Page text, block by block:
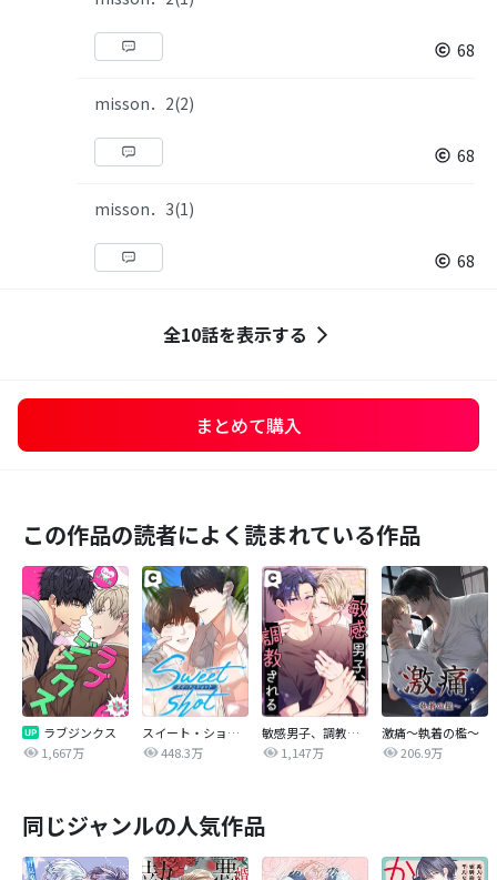
68
misson．2(2)
68
misson．3(1)
68
全10話を表示する
まとめて購入
この作品の読者によく読まれている作品
ラブジンクス
1,667万
スイート・ショット
448.3万
敏感男子、調教される
1,147万
激痛～執着の檻～
206.9万
同じジャンルの人気作品